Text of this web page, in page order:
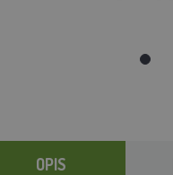
OPIS